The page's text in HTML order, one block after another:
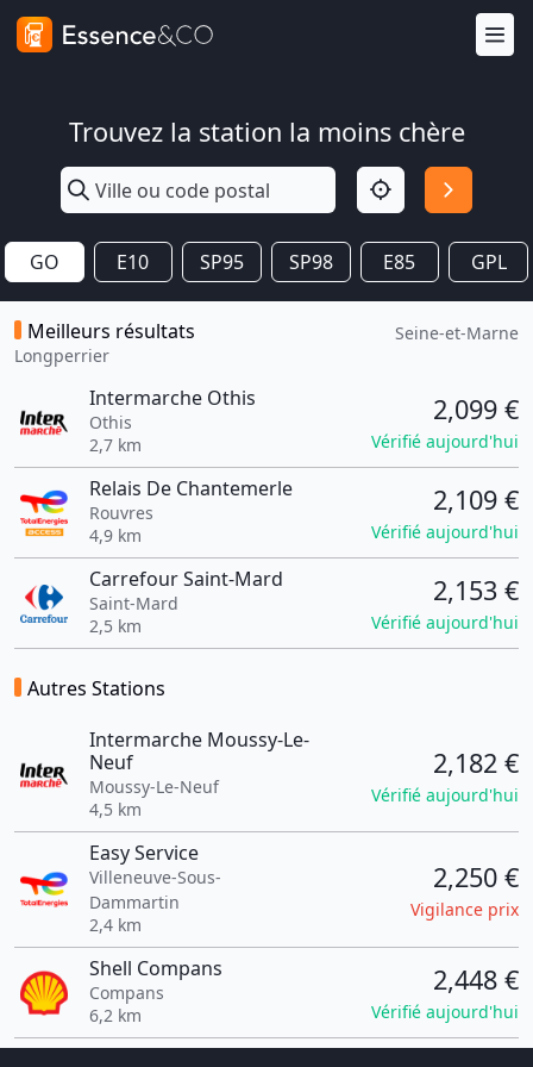
Trouvez la station la moins chère
GO E10 SP95 SP98 E85 GPL
Meilleurs résultats
Longperrier
Seine-et-Marne
Intermarche Othis
Othis
2,7 km
2,099 €
Vérifié aujourd'hui
Relais De Chantemerle
Rouvres
4,9 km
2,109 €
Vérifié aujourd'hui
Carrefour Saint-Mard
Saint-Mard
2,5 km
2,153 €
Vérifié aujourd'hui
Autres Stations
Intermarche Moussy-Le-
Neuf
Moussy-Le-Neuf
4,5 km
2,182 €
Vérifié aujourd'hui
Easy Service
Villeneuve-Sous-
Dammartin
2,4 km
2,250 €
Vigilance prix
Shell Compans
Compans
6,2 km
2,448 €
Vérifié aujourd'hui